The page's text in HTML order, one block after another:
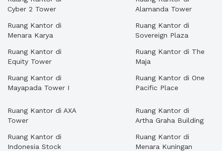
Cyber 2 Tower
Ruang Kantor di
Menara Karya
Ruang Kantor di
Equity Tower
Ruang Kantor di
Mayapada Tower I
Alamanda Tower
Ruang Kantor di
Sovereign Plaza
Ruang Kantor di The
Maja
Ruang Kantor di One
Pacific Place
Ruang Kantor di AXA
Tower
Ruang Kantor di
Indonesia Stock
Ruang Kantor di
Artha Graha Building
Ruang Kantor di
Menara Kuningan